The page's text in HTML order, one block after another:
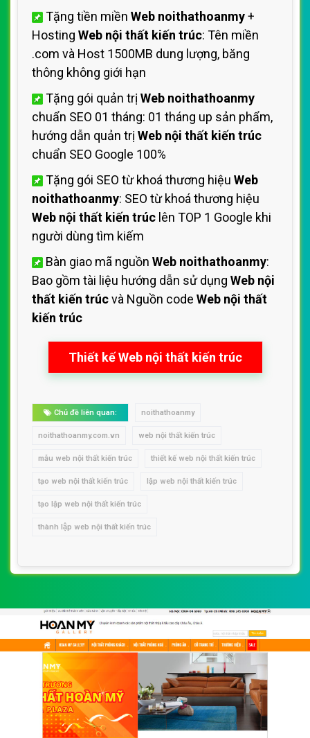
Tặng tiền miền Web noithathoanmy+
Hosting Web nội thất kiến trúc: Tên miền
.com và Host 1500MB dung lượng, băng
thông không giới hạn
Tặng gói quản trị Web noithathoanmy
chuẩn SEO 01 tháng: 01 tháng up sản phẩm,
hướng dẫn quản trị Web nội thất kiến trúc
chuẩn SEO Google 100%
Tặng gói SEO từ khoá thương hiệu Web
noithathoanmy: SEO từ khoá thương hiệu
Web nội thất kiến trúc lên TOP 1 Google khi
người dùng tìm kiếm
Bàn giao mã nguồn Web noithathoanmy:
Bao gồm tài liệu hướng dẫn sử dụng Web nội
thất kiến trúcvà Nguồn code Web nội thất
kiến trúc
Thiết kế Web nội thất kiến trúc
Chủ đề liên quan: noithathoanmy
noithathoanmy.com.vn web nội thất kiến trúc
mẫu web nội thất kiến trúc thiết kế web nội thất kiến trúc
tạo web nội thất kiến trúc lập web nội thất kiến trúc
tạo lập web nội thất kiến trúc
thành lập web nội thất kiến trúc